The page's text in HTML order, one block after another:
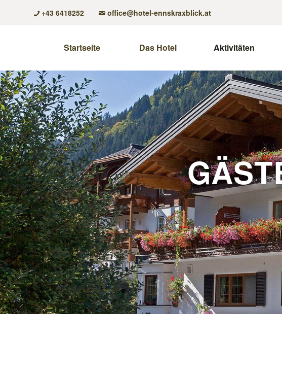
+43 6418252 office@hotel-ennskraxblick.at
Startseite Das Hotel Aktivitäten